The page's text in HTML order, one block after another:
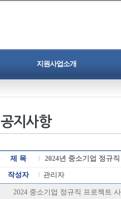
지원사업소개
인력채용 홍보지원
공지사항
제 목 2024년 중소기업 정규
작성자 관리자
2024 중소기업 정규직 프로젝트